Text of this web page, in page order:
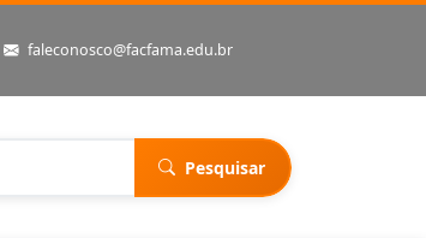
faleconosco@facfama.edu.br
Pesquisar